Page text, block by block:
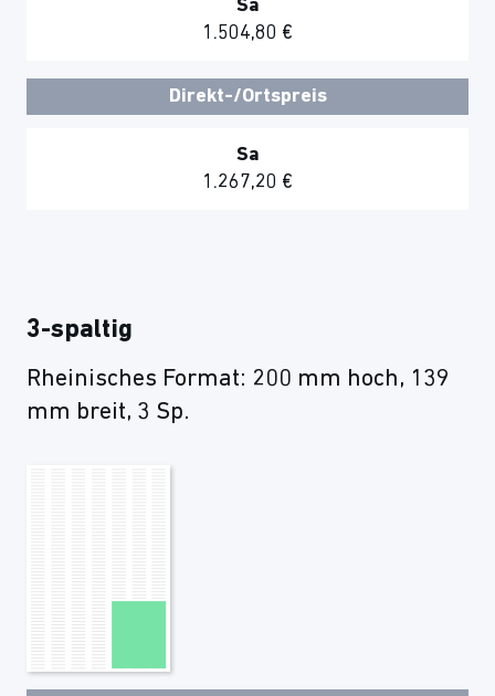
Sa
1.504,80 €
Direkt-/Ortspreis
Sa
1.267,20 €
3-spaltig
Rheinisches Format: 200 mm hoch, 139
mm breit, 3 Sp.